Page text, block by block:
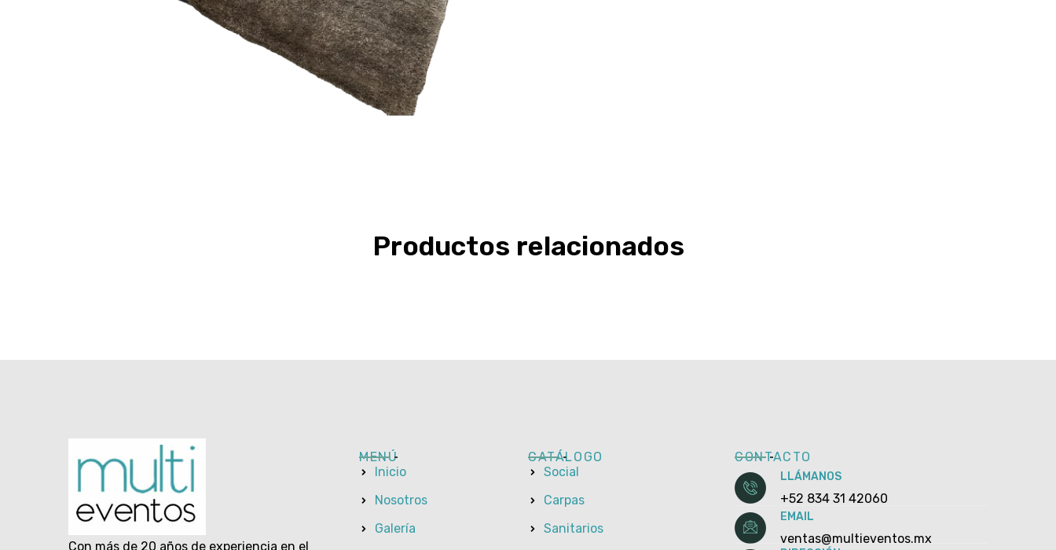
Productos relacionados
Con más de 20 años de experiencia en el
MENÚ
Inicio
Nosotros
Galería
CATÁLOGO
Social
Carpas
Sanitarios
CONTACTO
LLÁMANOS
+52 834 31 42060
EMAIL
ventas@multieventos.mx